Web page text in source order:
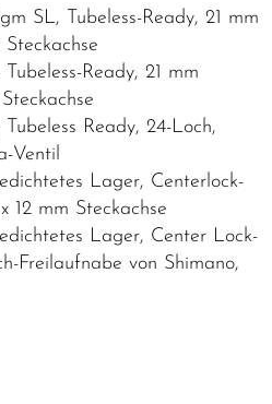
SL, Tubeless-Ready, 21 mm
Ready, 21 mm
Ready, 24-Loch,
Ventil
Lager, Centerlock-
12 mm Steckachse
Lager, Center Lock-
Freilaufnabe von Shimano,